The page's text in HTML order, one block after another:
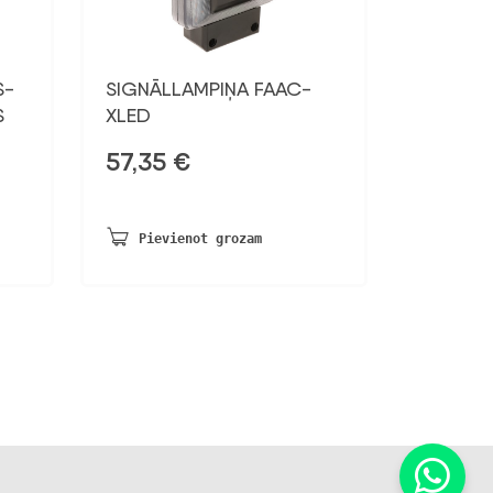
SIGNĀLLAMPIŅA FAAC-
XLED
57,35 €
Pievienot grozam